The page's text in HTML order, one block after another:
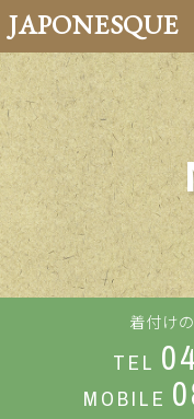
JAPONESQUE
着付け
TEL
MOBILE